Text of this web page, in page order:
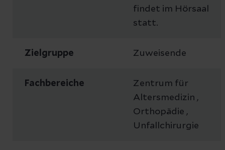
findet im Hörsaal
statt.
Zielgruppe Zuweisende
Fachbereiche
Zentrum für
Altersmedizin ,
Orthopädie ,
Unfallchirurgie